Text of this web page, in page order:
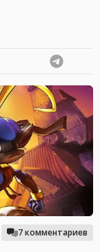
7 комментариев